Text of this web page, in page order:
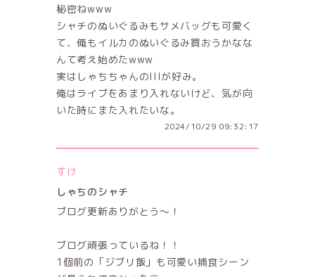
秘密ねwww
シャチのぬいぐるみもサメバッグも可愛く
て、俺もイルカのぬいぐるみ買おうかなな
んて考え始めたwww
実はしゃちちゃんのIIIが好み。
俺はライブをあまり入れないけど、気が向
いた時にまた入れたいな。
2024/10/29 09:32:17
すけ
しゃちのシャチ
ブログ更新ありがとう〜！
ブログ頑張っているね！！
1個前の「ジブリ飯」も可愛い捕食シーン